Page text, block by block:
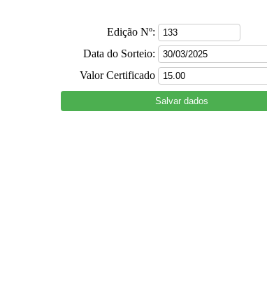
Edição Nº:
Data do Sorteio:
Valor Certificado